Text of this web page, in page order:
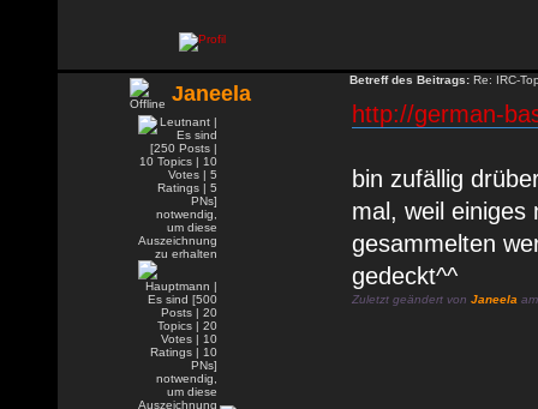
Janeela
Betreff des Beitrags: Re: IRC-
http://german-
bin zufällig
mal, weil einiges
gesammelten
gedeckt^^
Zuletzt geändert von Janeela